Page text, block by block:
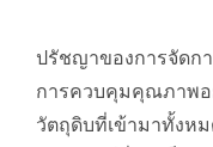
ปรัชญาของการจัดก
การควบคุมคุณภาพอ
วัตถุดิบที่เข้ามาทั้งห